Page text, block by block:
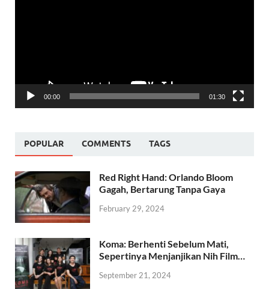
00:00 01:30
POPULAR COMMENTS TAGS
Red Right Hand: Orlando Bloom
Gagah, Bertarung Tanpa Gaya
February 29, 2024
Koma: Berhenti Sebelum Mati,
Sepertinya Menjanjikan Nih Film…
September 21, 2024